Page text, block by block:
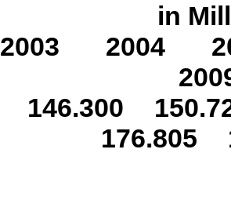
in
2003 2004
146.300
176.805